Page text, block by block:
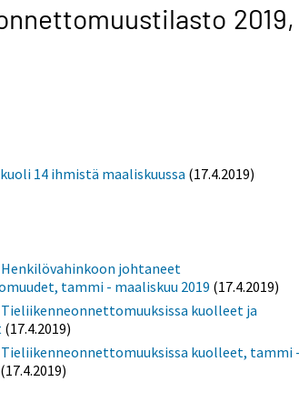
2019,
14 ihmistä maaliskuussa (17.4.2019)
johtaneet
tammi - maaliskuu 2019 (17.4.2019)
kuolleet ja
(17.4.2019)
kuolleet, tammi
(17.4.2019)